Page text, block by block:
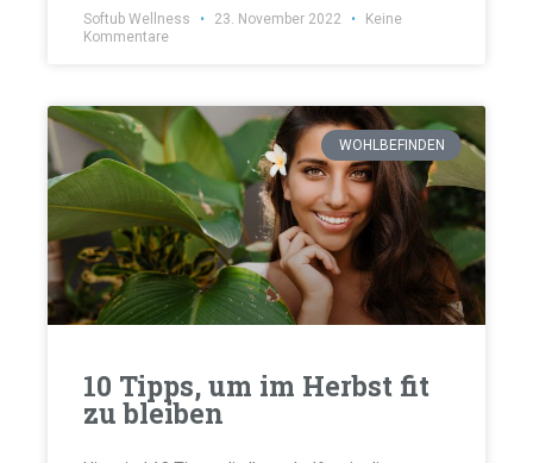
Softub Wellness 23. November 2022
Keine
Kommentare
WOHLBEFINDEN
10 Tipps, um im Herbst fit
zu bleiben